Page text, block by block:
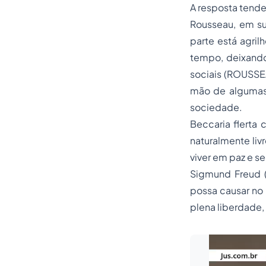
A resposta
Rousseau, em
parte está
tempo,
sociais
mão de
sociedade.
Beccaria flerta
naturalmente
viver em paz e
Sigmund
possa causar
plena